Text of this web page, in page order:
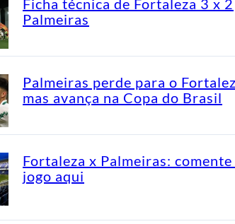
Ficha técnica de Fortaleza 3 x 2
Palmeiras
Palmeiras perde para o
mas avança na Copa do Brasil
Fortaleza x Palmeiras: comente
jogo aqui